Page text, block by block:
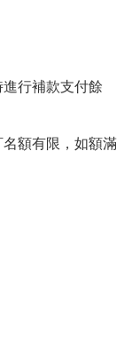
行補款支付餘
額有限，如額滿